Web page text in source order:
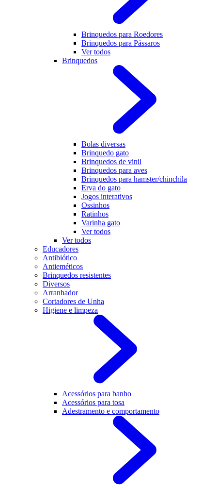
Brinquedos para Roedores
Brinquedos para Pássaros
Ver todos
Brinquedos
Bolas diversas
Brinquedo gato
Brinquedos de vinil
Brinquedos para aves
Brinquedos para hamster/chinchila
Erva do gato
Jogos interativos
Ossinhos
Ratinhos
Varinha gato
Ver todos
Ver todos
Educadores
Antibiótico
Antieméticos
Brinquedos resistentes
Diversos
Arranhador
Cortadores de Unha
Higiene e limpeza
Acessórios para banho
Acessórios para tosa
Adestramento e comportamento